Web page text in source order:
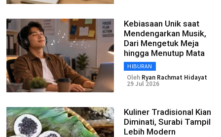
Kebiasaan Unik saat
Mendengarkan Musik,
Dari Mengetuk Meja
hingga Menutup Mata
HIBURAN
Oleh Ryan Rachmat Hidayat
29 Jul 2026
Kuliner Tradisional Kian
Diminati, Surabi Tampil
Lebih Modern